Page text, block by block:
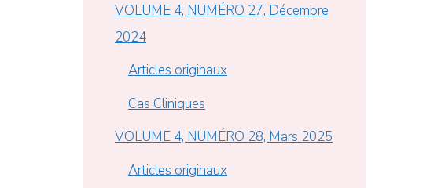
VOLUME 4, NUMÉRO 27, Décembre
2024
Articles originaux
Cas Cliniques
VOLUME 4, NUMÉRO 28, Mars 2025
Articles originaux